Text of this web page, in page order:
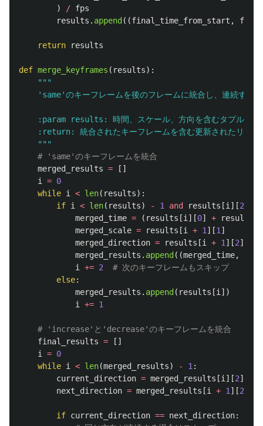
)
/ fps
results . append ((final_time_from_start ,
return results
def merge_keyframes ( results):
"""
' same'のキーフレームを後のフレームに統合し、連続する
:param results: 時間、スケール、方向を含むタプルのリ
    :return: 統合されたキーフレームを含む更新されたリスト
"""
merged_results =
[]
i = 0
while i < len( results):
if i < len( results) - 1 and results [i][2
merged_time = ( results [i][0] + results
merged_scale = results [i + 1][1]
merged_direction = results [i + 1][2]
merged_results . append ((merged_time,
i += 2
else:
merged_results . append ( results [i])
i += 1
final_results =
[]
i = 0
while i < len(merged_results) - 1:
current_direction = merged_results [i][2]
next_direction = merged_results [i + 1][2
if current_direction == next_direction: